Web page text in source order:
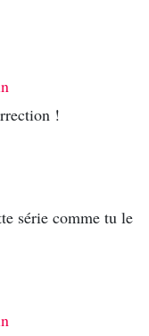
!
série comme tu le